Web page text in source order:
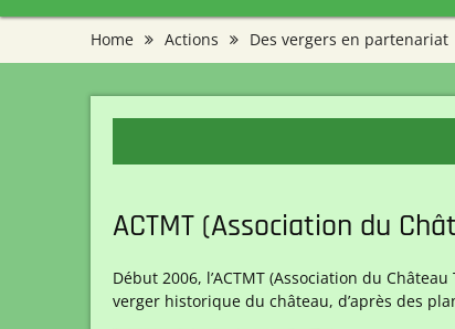
Home Actions Des vergers en partenariat
ACTMT (Association du
Début 2006, l’ACTMT (Association du
verger historique du château, d’après des